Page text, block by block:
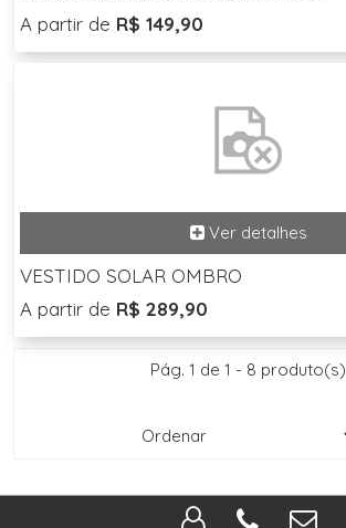
A partir de R$ 149,90
VESTIDO SOLAR OMBRO
A partir de R$ 289,90
Pág. 1 de 1 - 8 produto(s)